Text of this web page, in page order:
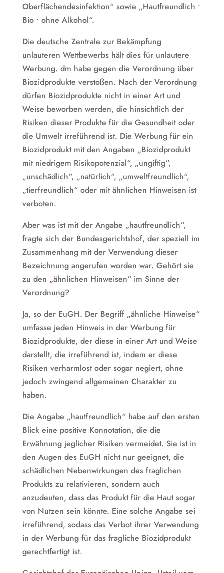
Oberflächendesinfektion“ sowie „Hautfreundlich •
Bio • ohne Alkohol“.
Die deutsche Zentrale zur Bekämpfung
unlauteren Wettbewerbs hält dies für unlautere
Werbung. dm habe gegen die Verordnung über
Biozidprodukte verstoßen. Nach der Verordnung
dürfen Biozidprodukte nicht in einer Art und
Weise beworben werden, die hinsichtlich der
Risiken dieser Produkte für die Gesundheit oder
die Umwelt irreführend ist. Die Werbung für ein
Biozidprodukt mit den Angaben „Biozidprodukt
mit niedrigem Risikopotenzial“, „ungiftig“,
„unschädlich“, „natürlich“, „umweltfreundlich“,
„tierfreundlich“ oder mit ähnlichen Hinweisen ist
verboten.
Aber was ist mit der Angabe „hautfreundlich“,
fragte sich der Bundesgerichtshof, der speziell im
Zusammenhang mit der Verwendung dieser
Bezeichnung angerufen worden war. Gehört sie
zu den „ähnlichen Hinweisen“ im Sinne der
Verordnung?
Ja, so der EuGH. Der Begriff „ähnliche Hinweise“
umfasse jeden Hinweis in der Werbung für
Biozidprodukte, der diese in einer Art und Weise
darstellt, die irreführend ist, indem er diese
Risiken verharmlost oder sogar negiert, ohne
jedoch zwingend allgemeinen Charakter zu
haben.
Die Angabe „hautfreundlich“ habe auf den ersten
Blick eine positive Konnotation, die die
Erwähnung jeglicher Risiken vermeidet. Sie ist in
den Augen des EuGH nicht nur geeignet, die
schädlichen Nebenwirkungen des fraglichen
Produkts zu relativieren, sondern auch
anzudeuten, dass das Produkt für die Haut sogar
von Nutzen sein könnte. Eine solche Angabe sei
irreführend, sodass das Verbot ihrer Verwendung
in der Werbung für das fragliche Biozidprodukt
gerechtfertigt ist.